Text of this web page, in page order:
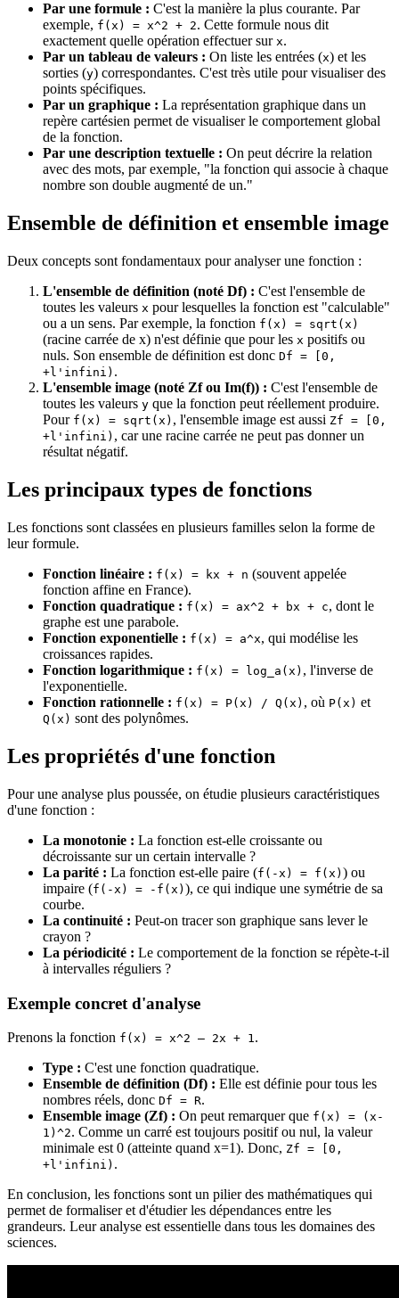
Par une formule : C'est la manière la plus courante. Par
exemple, f(x) = x^2 + 2. Cette formule nous dit
exactement quelle opération effectuer sur x.
Par un tableau de valeurs : On liste les entrées (x) et les
sorties (y) correspondantes. C'est très utile pour visualiser des
points spécifiques.
Par un graphique : La représentation graphique dans un
repère cartésien permet de visualiser le comportement global
de la fonction.
Par une description textuelle : On peut décrire la relation
avec des mots, par exemple, "la fonction qui associe à chaque
nombre son double augmenté de un."
Ensemble de définition et ensemble image
Deux concepts sont fondamentaux pour analyser une fonction :
L'ensemble de définition (noté Df) : C'est l'ensemble de
toutes les valeurs x pour lesquelles la fonction est "calculable"
ou a un sens. Par exemple, la fonction f(x) = sqrt(x)
(racine carrée de x) n'est définie que pour les x positifs ou
nuls. Son ensemble de définition est donc Df = [0,
+l'infini) .
L'ensemble image (noté Zf ou Im(f)) : C'est l'ensemble de
toutes les valeurs y que la fonction peut réellement produire.
Pour f(x) = sqrt(x) , l'ensemble image est aussi Zf = [0,
+l'infini) , car une racine carrée ne peut pas donner un
résultat négatif.
Les principaux types de fonctions
Les fonctions sont classées en plusieurs familles selon la forme de
leur formule.
Fonction linéaire : f(x) = kx + n (souvent appelée
fonction affine en France).
Fonction quadratique : f(x) = ax^2 + bx + c, dont le
graphe est une parabole.
Fonction exponentielle : f(x) = a^x, qui modélise les
croissances rapides.
Fonction logarithmique : f(x) = log_a(x) , l'inverse de
l'exponentielle.
Fonction rationnelle : f(x) = P(x) / Q(x) , où P(x) et
Q(x) sont des polynômes.
Les propriétés d'une fonction
Pour une analyse plus poussée, on étudie plusieurs caractéristiques
d'une fonction :
La monotonie : La fonction est-elle croissante ou
décroissante sur un certain intervalle ?
La parité : La fonction est-elle paire (f(-x) = f(x) ) ou
impaire (f(-x) = -f(x) ), ce qui indique une symétrie de sa
courbe.
La continuité : Peut-on tracer son graphique sans lever le
crayon ?
La périodicité : Le comportement de la fonction se répète-t-il
à intervalles réguliers ?
Exemple concret d'analyse
Prenons la fonction f(x) = x^2 – 2x + 1.
Type : C'est une fonction quadratique.
Ensemble de définition (Df) : Elle est définie pour tous les
nombres réels, donc Df = R.
Ensemble image (Zf) : On peut remarquer que f(x) = (x-
1)^2. Comme un carré est toujours positif ou nul, la valeur
minimale est 0 (atteinte quand x=1). Donc, Zf = [0,
+l'infini) .
En conclusion, les fonctions sont un pilier des mathématiques qui
permet de formaliser et d'étudier les dépendances entre les
grandeurs. Leur analyse est essentielle dans tous les domaines des
sciences.